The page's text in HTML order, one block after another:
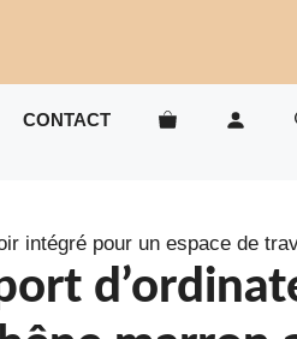
CONTACT
intégré pour un espace de